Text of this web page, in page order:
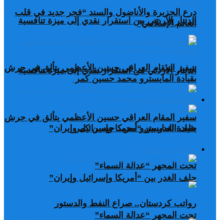
الدينار الأردني من استقرار نقدي إلى ميزة تنافسية
سفير المقام العراقي حسين الأعظمي يتألق في جرش
بقيادة المايسترو محمد حسين كمر
حلف الغدر بين “أمريكا وإسرائيل وإيران”
تحت المجهر “عدالة السماء”
رواتب كردستان.. صراع النفط والدستور
درع الجزيرة والأناضول والسند “فجر جديد في قلب
العالم الإسلامي”
الدينار الأردني من استقرار نقدي إلى ميزة تنافسية
سفير المقام العراقي حسين الأعظمي يتألق في جرش
بقيادة المايسترو محمد حسين كمر
حلف الغدر بين “أمريكا وإسرائيل وإيران”
تحت المجهر “عدالة السماء”